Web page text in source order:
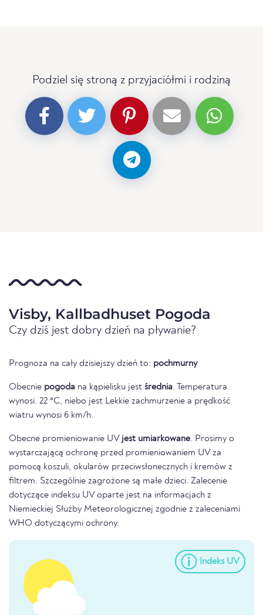
Podziel się stroną z przyjaciółmi i rodziną
Visby, Kallbadhuset Pogoda
Czy dziś jest dobry dzień na pływanie?
Prognoza na cały dzisiejszy dzień to: pochmurny
Obecnie pogoda na kąpielisku jest średnia. Temperatura
wynosi. 22 °C, niebo jest Lekkie zachmurzenie a prędkość
wiatru wynosi 6 km/h.
Obecne promieniowanie UV jest umiarkowane. Prosimy o
wystarczającą ochronę przed promieniowaniem UV za
pomocą koszuli, okularów przeciwsłonecznych i kremów z
filtrem. Szczególnie zagrożone są małe dzieci. Zalecenie
dotyczące indeksu UV oparte jest na informacjach z
Niemieckiej Służby Meteorologicznej zgodnie z zaleceniami
WHO dotyczącymi ochrony.
Indeks UV